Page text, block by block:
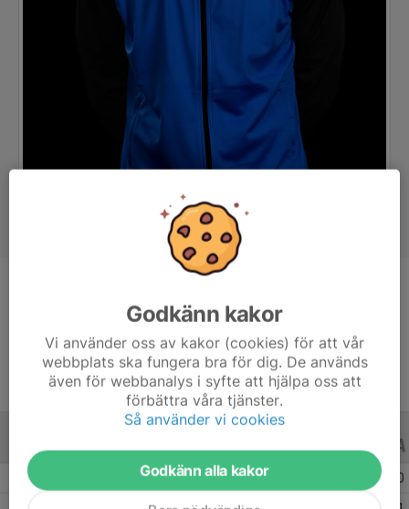
43 år
Säsongen 25/26 0
Godkänn kakor
Vi använder oss av kakor (cookies) för att vår
webbplats ska fungera bra för dig. De används
även för webbanalys i syfte att hjälpa oss att
förbättra våra tjänster.
Så använder vi cookies
Godkänn alla kakor